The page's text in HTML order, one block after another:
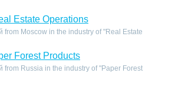
Estate Operations
from Moscow in the industry of "Real Estate
Forest Products
from Russia in the industry of "Paper Forest